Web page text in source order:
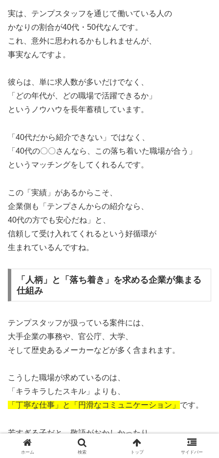
実は、テンプスタッフを通じて働いている人の
かなりの割合が40代・50代なんです。
これ、意外に思われるかもしれませんが、
事実なんですよ。
彼らは、単に求人数が多いだけでなく、
「どの年代が、どの職場で活躍できるか」
というノウハウを長年蓄積しています。
「40代だから紹介できない」ではなく、
「40代の〇〇さんなら、この落ち着いた職場が合う」
というマッチングをしてくれるんです。
この「実績」があるからこそ、
企業側も「テンプさんからの紹介なら、
40代の方でも安心だね」と、
信頼して受け入れてくれるという好循環が
生まれているんですね。
「人柄」と「落ち着き」を求める企業が集まる
仕組み
テンプスタッフが扱っている案件には、
大手企業の事務や、官公庁、大学、
そして歴史あるメーカーなどが多く含まれます。
こうした職場が求めているのは、
「キラキラしたスキル」よりも、
「丁寧な仕事」と「円滑なコミュニケーション」 です。
若すぎる子だと、敬語がおかしかったり、
電話応対でまごついたりして、
ホーム 検索 トップ サイドバー